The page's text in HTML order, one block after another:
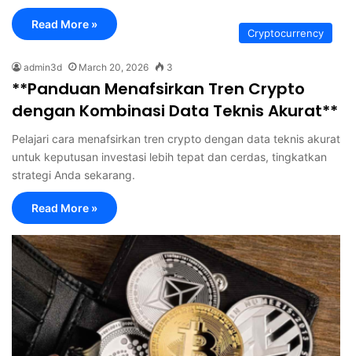
Read More »
Cryptocurrency
admin3d March 20, 2026 3
**Panduan Menafsirkan Tren Crypto
dengan Kombinasi Data Teknis Akurat**
Pelajari cara menafsirkan tren crypto dengan data teknis akurat
untuk keputusan investasi lebih tepat dan cerdas, tingkatkan
strategi Anda sekarang.
Read More »